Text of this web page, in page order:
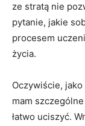
ze stratą nie
pytanie, jakie
procesem
życia.
Oczywiście,
mam
łatwo uciszyć.